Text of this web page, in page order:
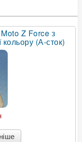
Z Force з
кольору (А-сток)